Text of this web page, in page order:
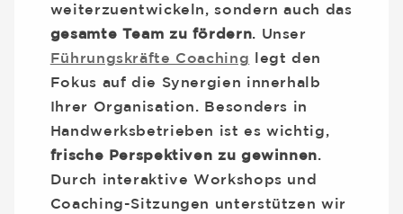
weiterzuentwickeln, sondern auch das
gesamte Team zu fördern. Unser
Führungskräfte Coaching legt den
Fokus auf die Synergien innerhalb
Ihrer Organisation. Besonders in
Handwerksbetrieben ist es wichtig,
frische Perspektiven zu gewinnen.
Durch interaktive Workshops und
Coaching-Sitzungen unterstützen wir